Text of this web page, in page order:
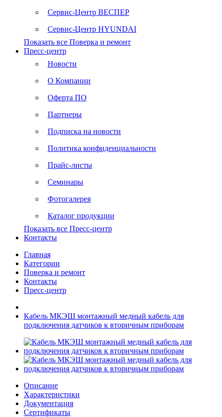
Сервис-Центр ВЕСПЕР
Сервис-Центр HYUNDAI
Показать все Поверка и ремонт
Пресс-центр
Новости
О Компании
Оферта ПО
Партнеры
Подписка на новости
Политика конфиденциальности
Прайс-листы
Семинары
Фотогалерея
Каталог продукции
Показать все Пресс-центр
Контакты
Главная
Категории
Поверка и ремонт
Контакты
Пресс-центр
Кабель МКЭШ монтажный медный кабель для
подключения датчиков к вторичным приборам
Описание
Характеристики
Документация
Сертификаты